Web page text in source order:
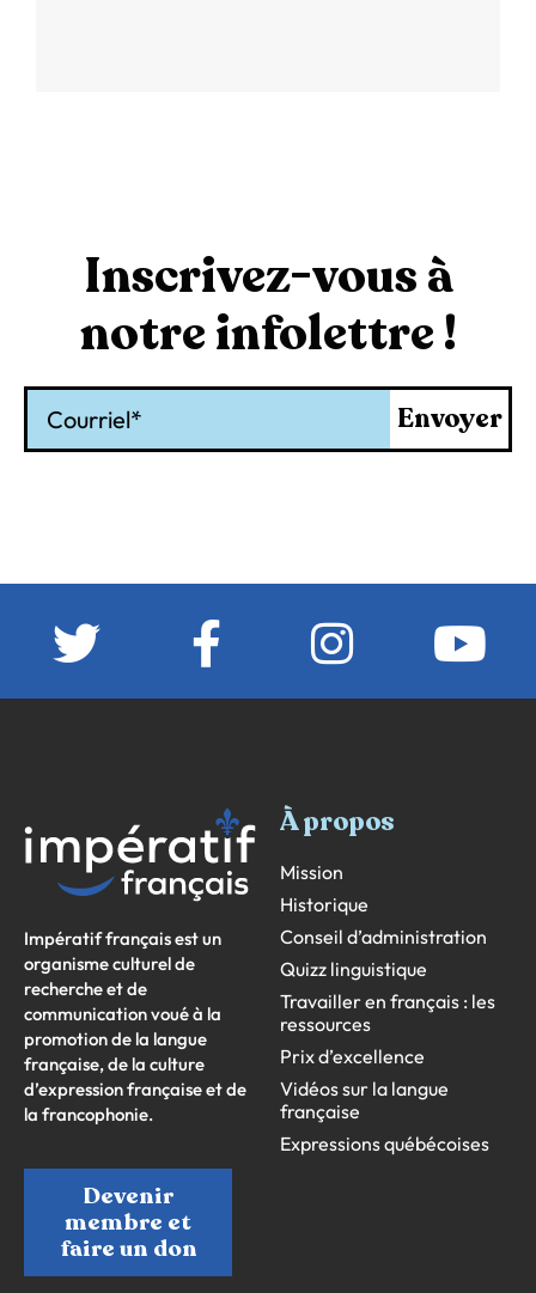
Inscrivez-vous à
notre infolettre !
Envoyer
Impératif français est un
organisme culturel de
recherche et de
communication voué à la
promotion de la langue
française, de la culture
d’expression française et de
la francophonie.
Devenir
membre et
faire un don
À propos
Mission
Historique
Conseil d’administration
Quizz linguistique
Travailler en français : les
ressources
Prix d’excellence
Vidéos sur la langue
française
Expressions québécoises